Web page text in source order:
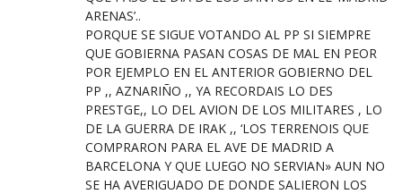
ARENAS’..
PORQUE SE SIGUE VOTANDO AL PP SI SIEMPRE
QUE GOBIERNA PASAN COSAS DE MAL EN PEOR
POR EJEMPLO EN EL ANTERIOR GOBIERNO DEL
PP ,, AZNARIÑO ,, YA RECORDAIS LO DES
PRESTGE,, LO DEL AVION DE LOS MILITARES , LO
DE LA GUERRA DE IRAK ,, ‘LOS TERRENOIS QUE
COMPRARON PARA EL AVE DE MADRID A
BARCELONA Y QUE LUEGO NO SERVIAN» AUN NO
SE HA AVERIGUADO DE DONDE SALIERON LOS